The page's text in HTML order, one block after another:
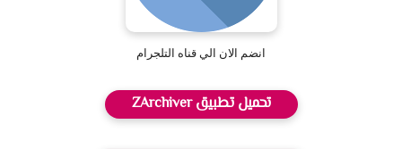
انضم الان الي قناه التلجرام
تحميل تطبيق ZArchiver